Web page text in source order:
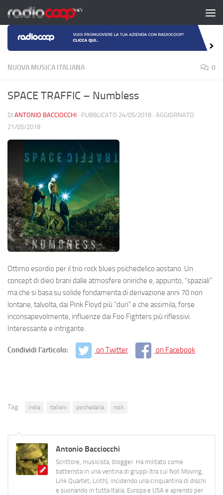
Salta al contenuto
NUOVA MUSICA ITALIANA 0
SPACE TRAFFIC – Numbless
DI ANTONIO BACCIOCCHI · PUBBLICATO 24/05/2018 · AGGIORNATO
21/05/2018
Ottimo esordio per il trio rock blues psichedelico aostano. Un
concept di dieci brani dalle atmosfere oniriche e, appunto, “spaziali”
ma che si basa su solide fondamenta di derivazione anni 70 non
lontane, talvolta, dai Pink Floyd più “duri” e che assimila, forse
inconsapevolmente, influenze dai Foo Fighters più riflessivi.
Interessante e intrigante.
Condividi l'articolo: on Twitter on Facebook
Tag: indie italiani psichedelia rock
Antonio Bacciocchi
Scrittore, musicista, blogger. Ha militato come
batterista in una ventina di gruppi (tra cui Not Moving,
Link Quartet, Lilith), incidendo una cinquantina di dischi
e suonando in tutta Italia, Europa e USA e aprendo per